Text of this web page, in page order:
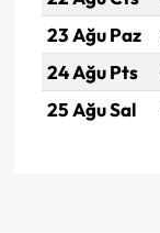
23 Ağu Paz
24 Ağu Pts
25 Ağu Sal